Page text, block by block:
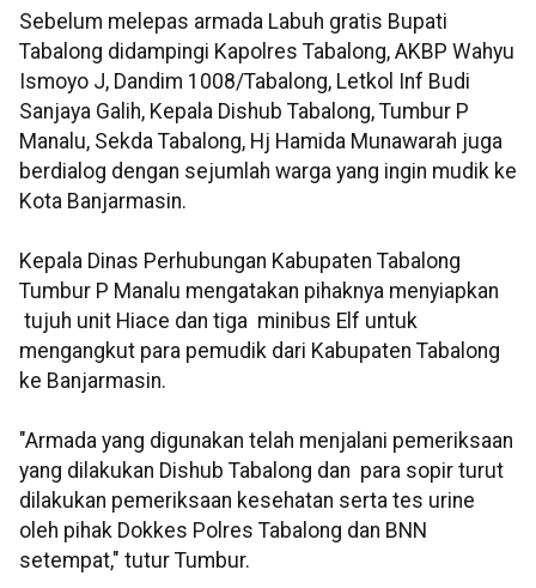
Sebelum melepas armada Labuh gratis Bupati
Tabalong didampingi Kapolres Tabalong, AKBP Wahyu
Ismoyo J, Dandim 1008/Tabalong, Letkol Inf Budi
Sanjaya Galih, Kepala Dishub Tabalong, Tumbur P
Manalu, Sekda Tabalong, Hj Hamida Munawarah juga
berdialog dengan sejumlah warga yang ingin mudik ke
Kota Banjarmasin.
Kepala Dinas Perhubungan Kabupaten Tabalong
Tumbur P Manalu mengatakan pihaknya menyiapkan
tujuh unit Hiace dan tiga minibus Elf untuk
mengangkut para pemudik dari Kabupaten Tabalong
ke Banjarmasin.
"Armada yang digunakan telah menjalani pemeriksaan
yang dilakukan Dishub Tabalong dan para sopir turut
dilakukan pemeriksaan kesehatan serta tes urine
oleh pihak Dokkes Polres Tabalong dan BNN
setempat," tutur Tumbur.